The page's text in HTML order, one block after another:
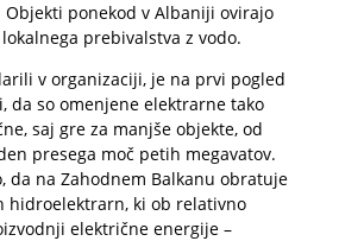
Objekti ponekod v Albaniji ovirajo
prebivalstva z vodo.
v organizaciji, je na prvi pogled
da so omenjene elektrarne tako
saj gre za manjše objekte, od
presega moč petih megavatov.
da na Zahodnem Balkanu obratuje
hidroelektrarn, ki ob relativno
električne energije –